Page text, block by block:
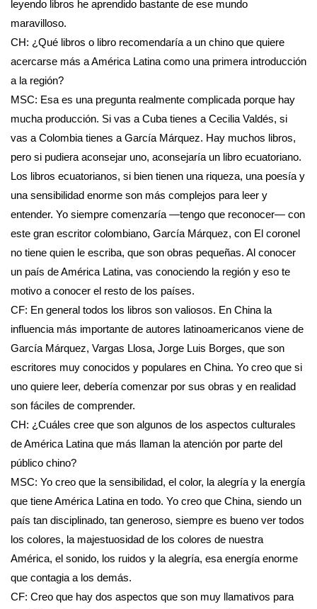
leyendo libros he aprendido bastante de ese mundo
maravilloso.
CH: ¿Qué libros o libro recomendaría a un chino que quiere
acercarse más a América Latina como una primera introducción
a la región?
MSC: Esa es una pregunta realmente complicada porque hay
mucha producción. Si vas a Cuba tienes a Cecilia Valdés, si
vas a Colombia tienes a García Márquez. Hay muchos libros,
pero si pudiera aconsejar uno, aconsejaría un libro ecuatoriano.
Los libros ecuatorianos, si bien tienen una riqueza, una poesía y
una sensibilidad enorme son más complejos para leer y
entender. Yo siempre comenzaría —tengo que reconocer— con
este gran escritor colombiano, García Márquez, con El coronel
no tiene quien le escriba, que son obras pequeñas. Al conocer
un país de América Latina, vas conociendo la región y eso te
motivo a conocer el resto de los países.
CF: En general todos los libros son valiosos. En China la
influencia más importante de autores latinoamericanos viene de
García Márquez, Vargas Llosa, Jorge Luis Borges, que son
escritores muy conocidos y populares en China. Yo creo que si
uno quiere leer, debería comenzar por sus obras y en realidad
son fáciles de comprender.
CH: ¿Cuáles cree que son algunos de los aspectos culturales
de América Latina que más llaman la atención por parte del
público chino?
MSC: Yo creo que la sensibilidad, el color, la alegría y la energía
que tiene América Latina en todo. Yo creo que China, siendo un
país tan disciplinado, tan generoso, siempre es bueno ver todos
los colores, la majestuosidad de los colores de nuestra
América, el sonido, los ruidos y la alegría, esa energía enorme
que contagia a los demás.
CF: Creo que hay dos aspectos que son muy llamativos para